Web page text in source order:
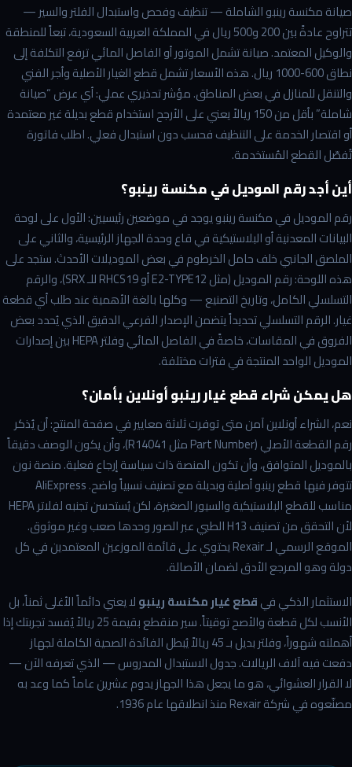
صيانة مكنسة رينبو الشاملة — تنظيف وفحص واستبدال الفلتر والسير —
تتراوح عادةً بين 200 و500 ريال في المملكة العربية السعودية، تبعاً للمنطقة
والوكيل المعتمد. صيانة تشمل الموتور أو الفاصل المائي ترفع التكلفة إلى
نطاق 600-1000 ريال. هذه الأسعار تشمل قطع الغيار الأصلية وأجر الفني
والتنقل للمنازل في بعض المناطق. مؤشر تحذيري عملي: أي عرض “صيانة
شاملة” بأقل من 150 ريالاً يعني على الأرجح استخدام قطع بديلة غير معتمدة
أو اقتصار الخدمة على التنظيف فحسب دون استبدال فعلي. اطلب فاتورة
تُفصّل القطع المُستخدمة.
أين أجد رقم الموديل في مكنسة رينبو؟
رقم الموديل في مكنسة رينبو يوجد في موضعين رئيسيين: الأول على لوحة
البيانات المعدنية أو البلاستيكية في قاع وحدة الجهاز الرئيسية، والثاني على
الملصق الجانبي خلف حامل الخرطوم في بعض الموديلات الأحدث. ستجد على
هذه اللوحة: رقم الموديل (مثل E2-TYPE12 أو RHCS19 للـ SRX)، والرقم
التسلسلي الكامل، وتاريخ التصنيع — وكلها بالغة الأهمية عند طلب أي قطعة
غيار. الرقم التسلسلي تحديداً يتضمن الإصدار الفرعي الدقيق الذي يُحدد بعض
الفروق في المقاسات، خاصةً في الفاصل المائي وفلتر HEPA بين إصدارات
الموديل الواحد المنتجة في فترات مختلفة.
هل يمكن شراء قطع غيار رينبو أونلاين بأمان؟
نعم، الشراء أونلاين آمن متى توفرت ثلاثة معايير في صفحة المنتج: أن يُذكر
رقم القطعة الأصلي (Part Number مثل R14041)، وأن يكون الوصف دقيقاً
بالموديل المتوافق، وأن تكون المنصة ذات سياسة إرجاع فعلية. منصة نون
تتوفر فيها قطع رينبو أصلية وبديلة مع تصنيف نسبياً واضح. AliExpress
مناسب للقطع البلاستيكية والسيور الصغيرة، لكن يُستحسن تجنبه لفلاتر HEPA
لأن التحقق من تصنيف H13 الطبي عبر الصور وحدها صعب وغير موثوق.
الموقع الرسمي لـ Rexair يحتوي على قائمة الموزعين المعتمدين في كل
دولة وهو المرجع الأدق لضمان الأصالة.
الاستثمار الذكي فيقطع غيار مكنسة رينبولا يعني دائماً الأغلى ثمناً، بل
الأنسب لكل قطعة والأصح توقيتاً. سير منقطع بقيمة 25 ريالاً يُفسد تجربتك إذا
أهملته شهوراً، وفلتر بديل بـ 45 ريالاً يُبطل الفائدة الصحية الكاملة لجهاز
دفعت فيه آلاف الريالات. جدول الاستبدال المدروس — الذي تعرفه الآن —
لا القرار العشوائي، هو ما يجعل هذا الجهاز يدوم عشرين عاماً كما وعد به
مصنّعوه في شركة Rexair منذ انطلاقها عام 1936.